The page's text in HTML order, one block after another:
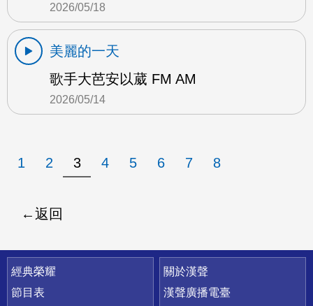
2026/05/18
美麗的一天
歌手大芭安以葳 FM AM
2026/05/14
1 2 3 4 5 6 7 8
返回
快速連結
經典榮耀
節目表
關於漢聲
漢聲廣播電臺